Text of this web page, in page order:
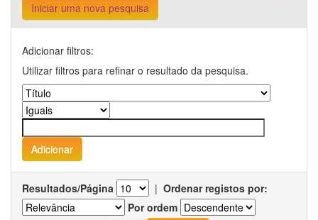
Iniciar uma nova pesquisa
Adicionar filtros:
Utilizar filtros para refinar o resultado da pesquisa.
Resultados/Página | Ordenar registos por:
Por ordem